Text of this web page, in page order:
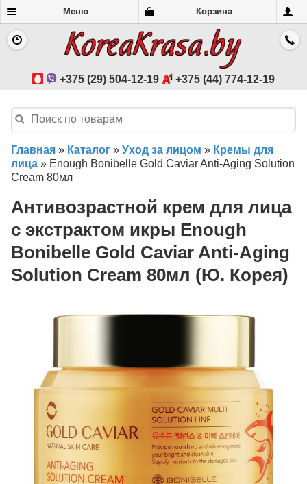
Меню Корзина
+375 (29) 504-12-19 +375 (44) 774-12-19
Главная » Каталог » Уход за лицом » Кремы для
лица » Enough Bonibelle Gold Caviar Anti-Aging Solution
Cream 80мл
Антивозрастной крем для лица
с экстрактом икры Enough
Bonibelle Gold Caviar Anti-Aging
Solution Cream 80мл (Ю. Корея)